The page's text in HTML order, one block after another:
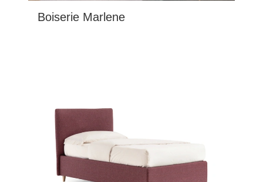
Boiserie Marlene